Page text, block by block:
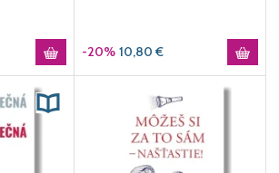
-20% 10,80 €